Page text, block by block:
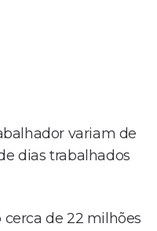
variam de
dias trabalhados
de 22 milhões